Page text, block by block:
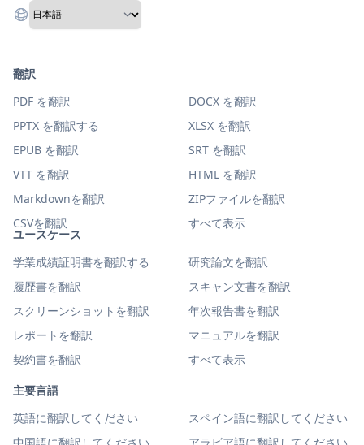
ユースケース
学業成績証明書を翻訳する
研究論文を翻訳
履歴書を翻訳
スキャン文書を翻訳
スクリーンショットを翻訳
年次報告書を翻訳
レポートを翻訳
マニュアルを翻訳
契約書を翻訳
すべて表示
主要言語
英語に翻訳してください
スペイン語に翻訳してください
翻訳
PDF を翻訳
DOCX を翻訳
PPTX を翻訳する
XLSX を翻訳
EPUB を翻訳
SRT を翻訳
VTT を翻訳
HTML を翻訳
Markdownを翻訳
ZIPファイルを翻訳
CSVを翻訳
すべて表示